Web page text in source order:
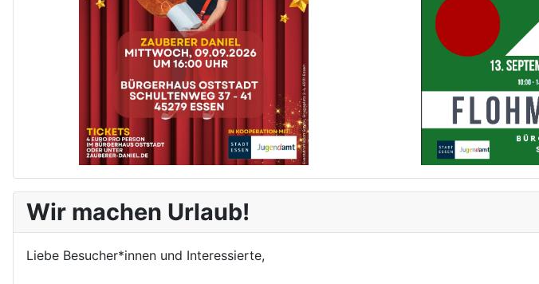
Wir machen Urlaub!
Liebe Besucher*innen und Interessierte,